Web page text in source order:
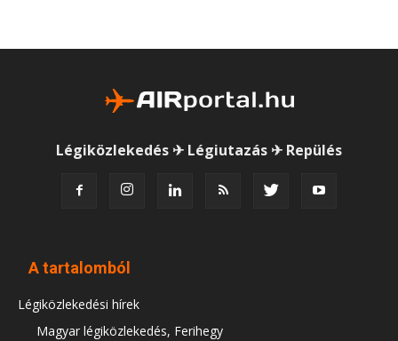
Légiközlekedés ✈ Légiutazás ✈ Repülés
A tartalomból
Légiközlekedési hírek
Magyar légiközlekedés, Ferihegy